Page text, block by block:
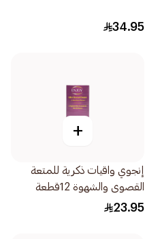
34.95
+
إنجوي واقيات ذكرية للمتعة
القصوى والشهوة 12قطعة
23.95